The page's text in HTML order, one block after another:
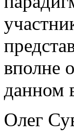
вполне
данном
Олег